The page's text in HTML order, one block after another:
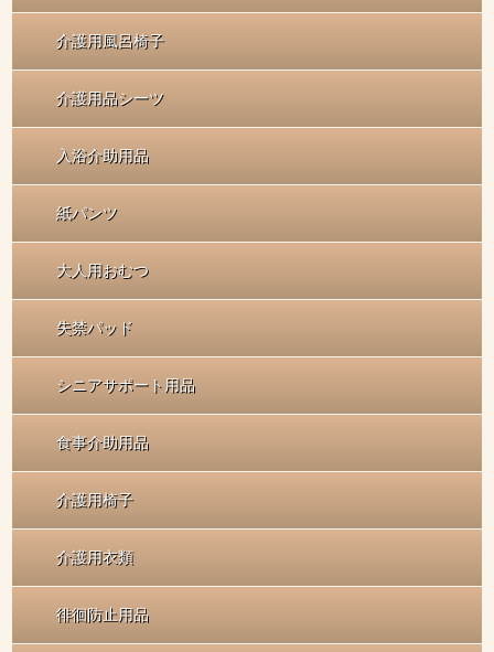
介護用風呂椅子
介護用品シーツ
入浴介助用品
紙パンツ
大人用おむつ
失禁パッド
シニアサポート用品
食事介助用品
介護用椅子
介護用衣類
徘徊防止用品